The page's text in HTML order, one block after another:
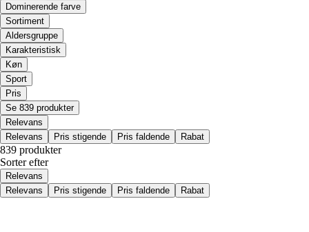
Dominerende farve
Sortiment
Aldersgruppe
Karakteristisk
Køn
Sport
Pris
Se 839 produkter
Relevans
Relevans
Pris stigende Pris faldende Rabat
839 produkter
Sorter efter
Relevans
Relevans
Pris stigende Pris faldende Rabat